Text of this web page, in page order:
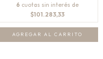
6 cuotas sin interés de
$101.283,33